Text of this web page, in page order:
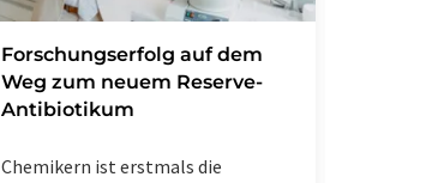
Forschungserfolg auf dem
Weg zum neuem Reserve-
Antibiotikum
Chemikern ist erstmals die